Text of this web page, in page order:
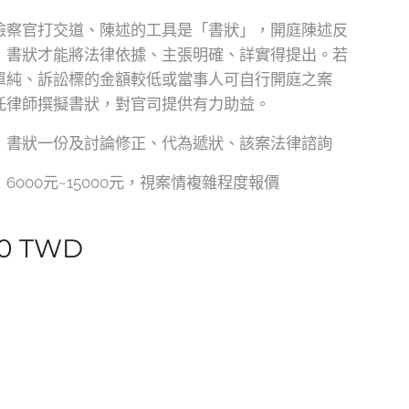
察官打交道、陳述的工具是「書狀」，開庭陳述反
書狀才能將法律依據、主張明確、詳實得提出。若
純、訴訟標的金額較低或當事人可自行開庭之案
律師撰擬書狀，對官司提供有力助益。
書狀一份及討論修正、代為遞狀、該案法律諮詢
6000元~15000元，視案情複雜程度報價
TWD